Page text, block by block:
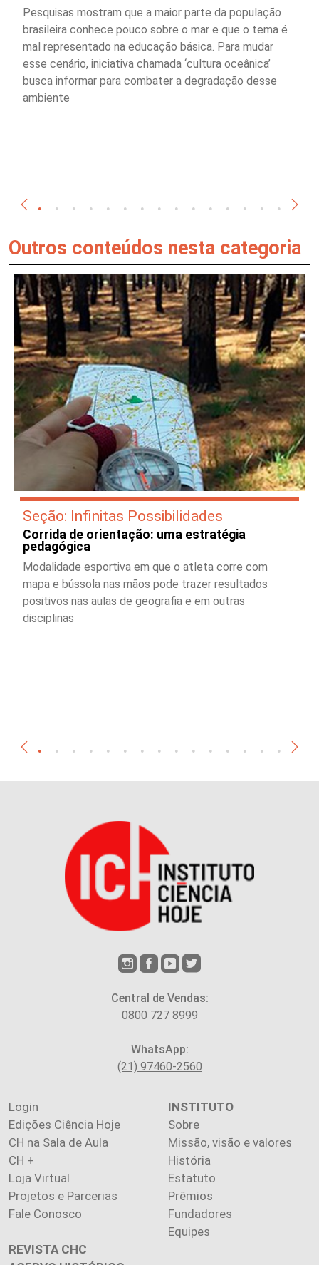
Pesquisas mostram que a maior parte da população
brasileira conhece pouco sobre o mar e que o tema é
mal representado na educação básica. Para mudar
esse cenário, iniciativa chamada ‘cultura oceânica’
busca informar para combater a degradação desse
ambiente
Outros conteúdos nesta categoria
Seção: Infinitas Possibilidades
Corrida de orientação: uma estratégia
pedagógica
Modalidade esportiva em que o atleta corre com
mapa e bússola nas mãos pode trazer resultados
positivos nas aulas de geografia e em outras
disciplinas
Central de Vendas:
0800 727 8999
WhatsApp:
(21) 97460-2560
Login
Edições Ciência Hoje
CH na Sala de Aula
CH +
Loja Virtual
Projetos e Parcerias
Fale Conosco
INSTITUTO
Sobre
Missão, visão e valores
História
Estatuto
Prêmios
Fundadores
Equipes
REVISTA CHC